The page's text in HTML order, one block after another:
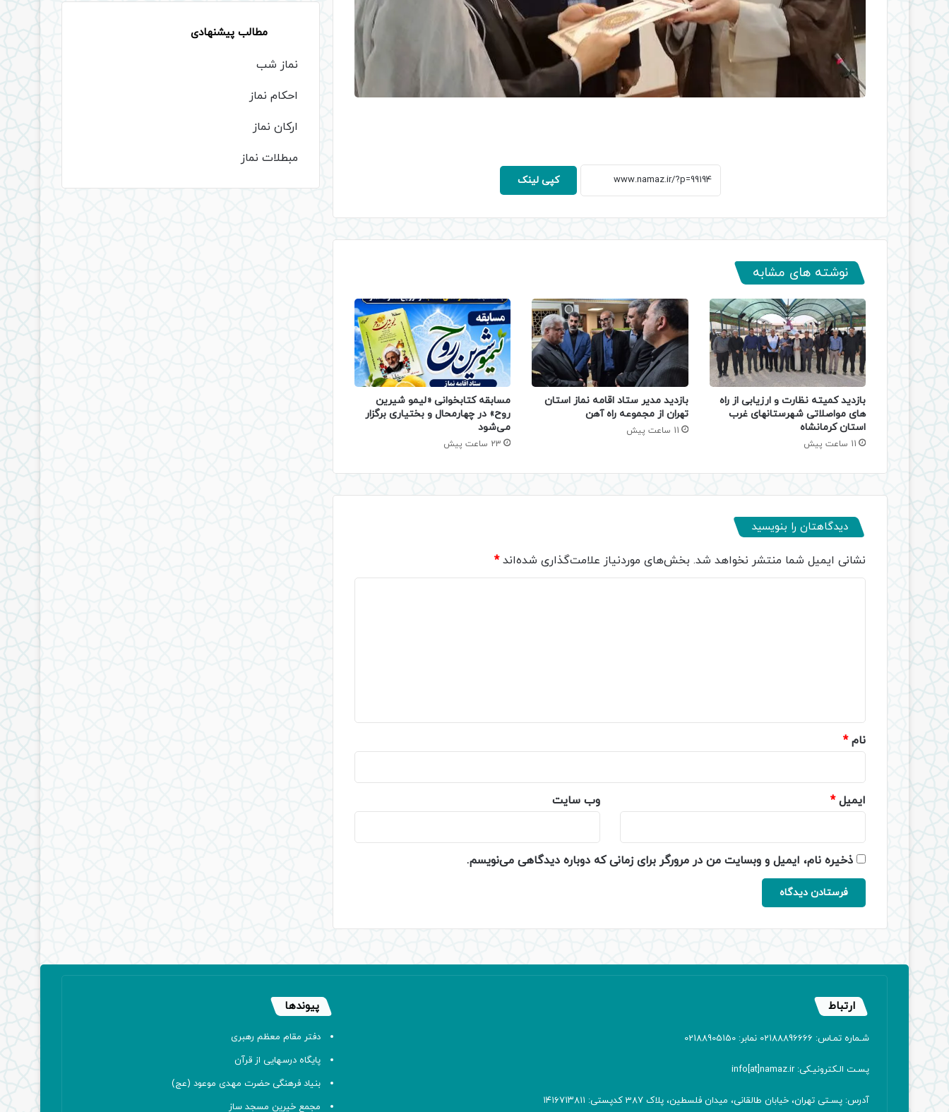
کپی لینک
نوشته های مشابه
بازدید کمیته نظارت و ارزیابی از راه
های مواصلاتی شهرستانهای غرب
استان کرمانشاه
11 ساعت پیش
بازدید مدیر ستاد اقامه نماز استان
تهران از مجموعه راه آهن
11 ساعت پیش
مسابقه کتابخوانی «لیمو شیرین
روح» در چهارمحال و بختیاری برگزار
می‌شود
23 ساعت پیش
دیدگاهتان را بنویسید
نشانی ایمیل شما منتشر نخواهد شد. بخش‌های موردنیاز علامت‌گذاری شده‌اند*
نام*
ایمیل* وب‌ سایت
ذخیره نام، ایمیل و وبسایت من در مرورگر برای زمانی که دوباره دیدگاهی می‌نویسم.
مطالب پیشنهادی
نماز شب
احکام نماز
ارکان نماز
مبطلات نماز
ارتباط
شـماره تمـاس: 02188896666 نمابر: 02188905150
پسـت الـکترونیـکی: info[at]namaz.ir
آدرس: پسـتی تهران، خیابان طالقانی، میدان فلسطین، پلاک 387 کدپستی: ۱۴۱۶۷۱۳۸۱۱
پیوندها
دفتر مقام معظم رهبری
پایگاه درسهایی از قرآن
بنیاد فرهنگی حضرت مهدی موعود (عج)
مجمع خیرین مسجد ساز